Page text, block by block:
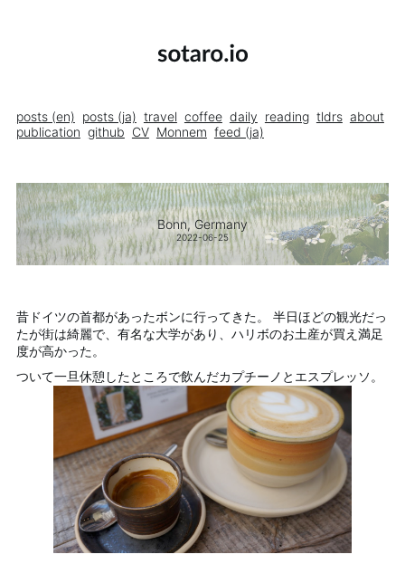
posts (en) posts (ja) travel coffee daily reading tldrs about
publication github CV Monnem feed (ja)
Bonn, Germany
2022-06-25
昔ドイツの首都があったボンに行ってきた。 半日ほどの観光だっ
たが街は綺麗で、有名な大学があり、ハリボのお土産が買え満足
度が高かった。
ついて一旦休憩したところで飲んだカプチーノとエスプレッソ。